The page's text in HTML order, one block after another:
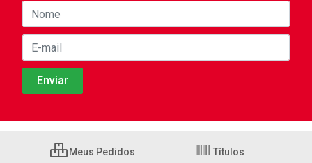
Meus Pedidos Títulos